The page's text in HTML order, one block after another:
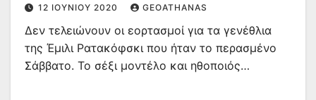
12 ΙΟΥΝΊΟΥ 2020 GEOATHANAS
Δεν τελειώνουν οι εορτασμοί για τα γενέθλια
της Έμιλι Ρατακόφσκι που ήταν το περασμένο
Σάββατο. Το σέξι μοντέλο και ηθοποιός…